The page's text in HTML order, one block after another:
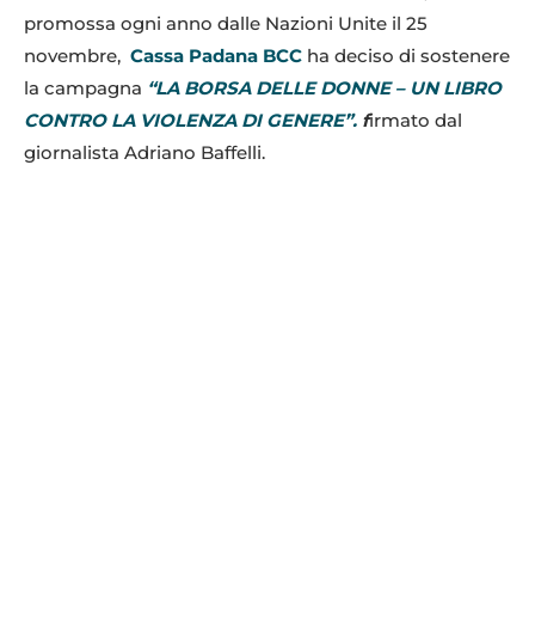
promossa ogni anno dalle Nazioni Unite il 25
novembre, Cassa Padana BCC ha deciso di sostenere
la campagna “LA BORSA DELLE DONNE – UNLIBRO
CONTRO LA VIOLENZA DI GENERE”. firmato dal
giornalista Adriano Baffelli.